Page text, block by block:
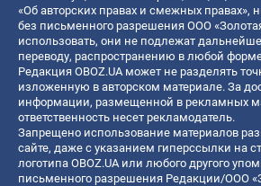
«Об авторских правах и смежных правах»,
без письменного разрешения ООО
использовать, они не подлежат
переводу, распространению в любой
Редакция OBOZ.UA может не разделять
изложенную в авторском материале. За
информации, размещенной в рекламных
ответственность несет рекламодатель.
Запрещено использование материалов
сайте, даже с указанием гиперссылки на
логотипа OBOZ.UA или любого другого
письменного разрешения Редакции/ООО